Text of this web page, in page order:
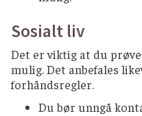
Svin og kylling
Andre
overflaten
KOSTTILSKUDD OG
Sosialt liv
Det er viktig at du
mulig. Det anbefales
forhåndsregler.
Du bør unngå